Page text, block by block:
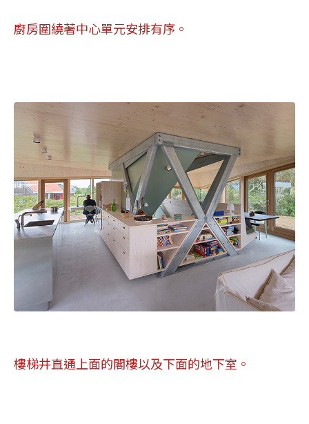
廚房圍繞著中心單元安排有序。
樓梯井直通上面的閣樓以及下面的地下室。